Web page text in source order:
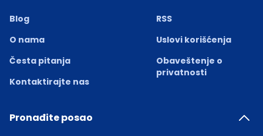
Blog
O nama
Česta pitanja
Kontaktirajte nas
RSS
Uslovi korišćenja
Obaveštenje o
privatnosti
Pronađite posao